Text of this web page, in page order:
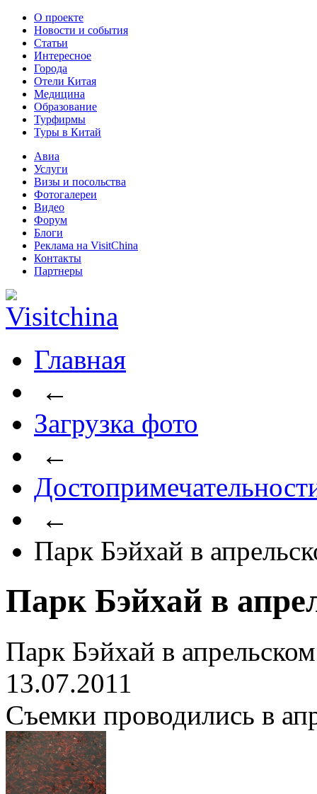
О проекте
Новости и события
Статьи
Интересное
Города
Отели Китая
Медицина
Образование
Турфирмы
Туры в Китай
Авиа
Услуги
Визы и посольства
Фотогалереи
Видео
Форум
Блоги
Реклама на VisitChina
Контакты
Партнеры
Главная
←
Загрузка фото
←
←
Парк Бэйхай в
Парк Бэйхай в
Парк Бэйхай в
13.07.2011
Съемки проводились в